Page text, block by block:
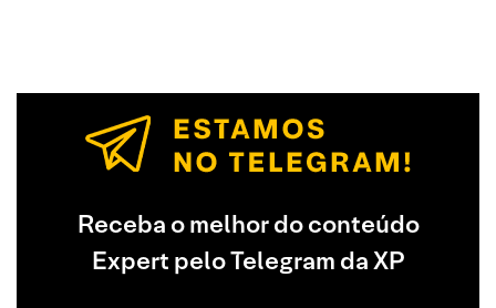
Receba o melhor do conteúdo
Expert pelo Telegram da XP